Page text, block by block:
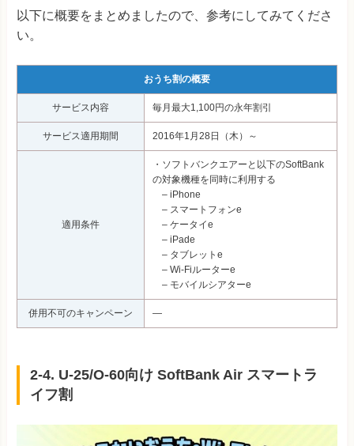
以下に概要をまとめましたので、参考にしてみてくださ
い。
おうち割の概要
サービス内容 毎月最大1,100円の永年割引
サービス適用期間 2016年1月28日（木）～
適用条件
・ソフトバンクエアーと以下のSoftBank
の対象機種を同時に利用する
– iPhone
– スマートフォンe
– ケータイe
– iPade
– タブレットe
– Wi-Fiルーターe
– モバイルシアターe
併用不可のキャンペーン ―
2-4. U-25/O-60向け SoftBank Air スマートラ
イフ割